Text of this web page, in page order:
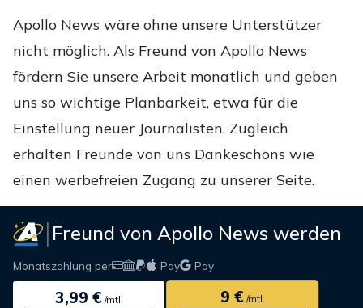
Apollo News wäre ohne unsere Unterstützer
nicht möglich. Als Freund von Apollo News
fördern Sie unsere Arbeit monatlich und geben
uns so wichtige Planbarkeit, etwa für die
Einstellung neuer Journalisten. Zugleich
erhalten Freunde von uns Dankeschöns wie
einen werbefreien Zugang zu unserer Seite.
Freund von Apollo News werden
Monatszahlung per Pay Pay
3,99 €/mtl. 9 €/mtl.